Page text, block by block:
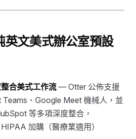
英文美式辦公室預設
合美式工作流— Otter 公佈支援
、Google Meet 機械人，並
等多項深度整合，
加購（醫療業適用）